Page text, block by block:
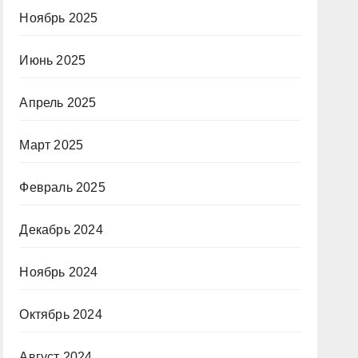
Ноябрь 2025
Июнь 2025
Апрель 2025
Март 2025
Февраль 2025
Декабрь 2024
Ноябрь 2024
Октябрь 2024